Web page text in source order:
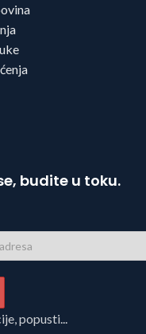
budite u toku.
popusti...